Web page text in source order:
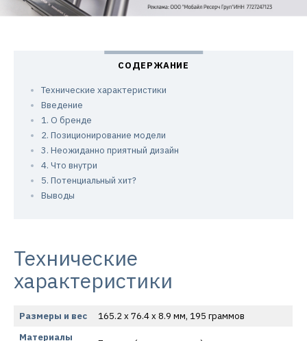
Технические характеристики
Введение
1. О бренде
2. Позиционирование модели
3. Неожиданно приятный дизайн
4. Что внутри
5. Потенциальный хит?
Выводы
Технические
характеристики
Размеры и вес
165.2 x 76.4 x 8.9 мм, 195 граммов
Материалы